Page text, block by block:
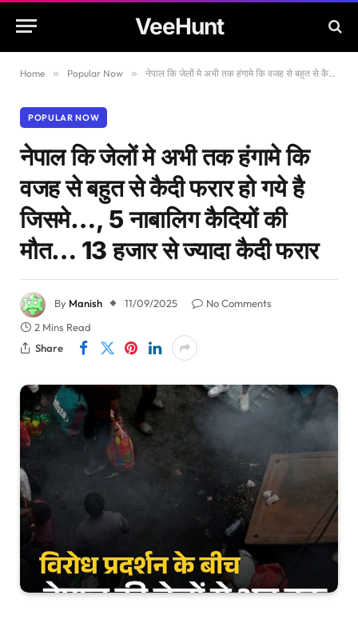
VeeHunt
Home » Popular Now » नेपाल कि जेलों मे अभी तक हंगामे कि वजह से बहुत से कैदी फरार हो गये है जिसमे…, 5 नाबालिग कैदियों की मौत… 13 हजार से ज्यादा कैदी फरार
POPULAR NOW
नेपाल कि जेलों मे अभी तक हंगामे कि
वजह से बहुत से कैदी फरार हो गये है
जिसमे…, 5 नाबालिग कैदियों की
मौत… 13 हजार से ज्यादा कैदी फरार
By Manish 11/09/2025
No Comments
2 Mins Read
Share